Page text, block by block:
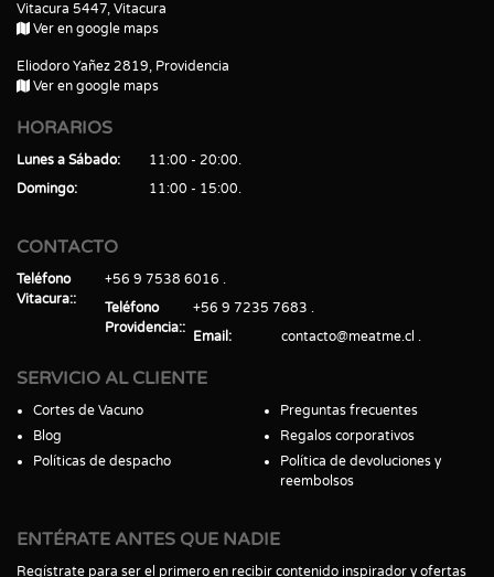
Vitacura 5447, Vitacura
Ver en google maps
Eliodoro Yañez 2819, Providencia
Ver en google maps
HORARIOS
Lunes a Sábado
11:00 - 20:00
Domingo
11:00 - 15:00
CONTACTO
Teléfono
Vitacura:
+56 9 7538 6016
Teléfono
Providencia:
+56 9 7235 7683
Email
contacto@meatme.cl
SERVICIO AL CLIENTE
Cortes de Vacuno
Blog
Políticas de despacho
Preguntas frecuentes
Regalos corporativos
Política de devoluciones y
reembolsos
ENTÉRATE ANTES QUE NADIE
Regístrate para ser el primero en recibir contenido inspirador y ofertas